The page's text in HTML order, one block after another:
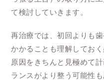
て検討していきます。
再治療では、初回よりも
かかることも理解してお
原因をきちんと見極めて
ランスがより整う可能性